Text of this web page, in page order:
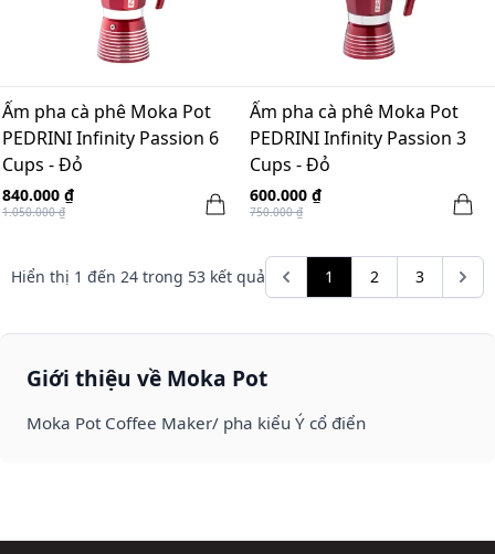
Ấm pha cà phê Moka Pot
PEDRINI Infinity Passion 6
Cups - Đỏ
840.000 ₫
1.050.000 ₫
Ấm pha cà phê Moka Pot
PEDRINI Infinity Passion 3
Cups - Đỏ
600.000 ₫
750.000 ₫
Hiển thị 1 đến 24 trong 53 kết quả 1 2 3
Giới thiệu về Moka Pot
Moka Pot Coffee Maker/ pha kiểu Ý cổ điển